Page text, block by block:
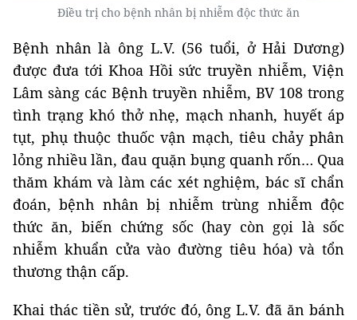
Điều trị cho bệnh nhân bị nhiễm độc thức ăn
Bệnh nhân là ông L.V. (56 tuổi, ở Hải Dương)
được đưa tới Khoa Hồi sức truyền nhiễm, Viện
Lâm sàng các Bệnh truyền nhiễm, BV 108 trong
tình trạng khó thở nhẹ, mạch nhanh, huyết áp
tụt, phụ thuộc thuốc vận mạch, tiêu chảy phân
lỏng nhiều lần, đau quặn bụng quanh rốn… Qua
thăm khám và làm các xét nghiệm, bác sĩ chẩn
đoán, bệnh nhân bị nhiễm trùng nhiễm độc
thức ăn, biến chứng sốc (hay còn gọi là sốc
nhiễm khuẩn cửa vào đường tiêu hóa) và tổn
thương thận cấp.
Khai thác tiền sử, trước đó, ông L.V. đã ăn bánh